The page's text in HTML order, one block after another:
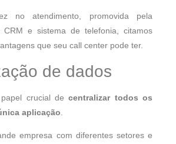
no atendimento, promovida pela
CRM e sistema de telefonia, citamos
que seu call center pode ter.
de dados
crucial decentralizar todos os
aplicação
empresa com diferentes setores e